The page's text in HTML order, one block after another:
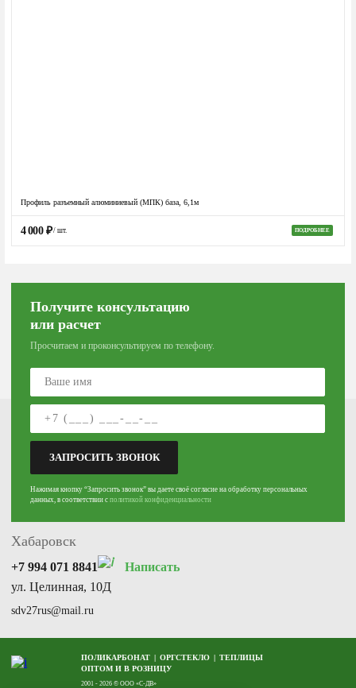
Профиль разъемный алюминиевый (МПК) база, 6,1м
4 000₽/ шт. ПОДРОБНЕЕ
Получите консультацию
или расчет
Просчитаем и проконсультируем по телефону.
ЗАПРОСИТЬ ЗВОНОК
Нажимая кнопку “Запросить звонок” вы даете своё согласие на обработку персональных
данных, в соответствии с политикой конфиденциальности
Артём
+7 950 290 2949
Написать
ул. 1-я Рабочая, 28, 3 этаж, 5 кабинет
sdv25rus@mail.ru
Хабаровск
+7 994 071 8841
Написать
ул. Целинная, 10Д
sdv27rus@mail.ru
ПОЛИКАРБОНАТ ОРГСТЕКЛО
ТЕПЛИЦЫ
ОПТОМ И В РОЗНИЦУ
2001 - 2026 © ООО «С-ДВ»